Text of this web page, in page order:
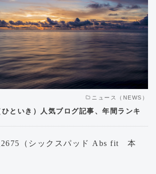
ニュース（NEWS）
といき）人気ブログ記事、年間ランキ